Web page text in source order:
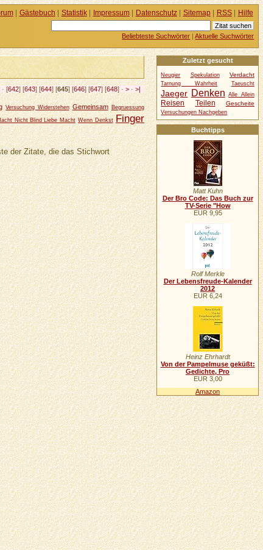
· [642] [643] [644] [645] [646] [647] [648] ·> ·>|
Versuchung Widerstehen Gemeinsam Begruessung
Nicht Blind Liebe Macht Wenn Denkst Finger
der Zitate, die das Stichwort
Zuletzt gesucht
Neugier Spekulation Verdacht
Tarnung Wahrheit Taeuscht
Jaeger Denken Alle Allein
Reisen Teilen Gescheite
Versuchungen Nachgeben
Buchtipps
Matt Kuhn
Der Bro Code: Das Buch zur
TV-Serie "How
EUR 9,95
Rolf Merkle
Der Lebensfreude-Kalender
2012
EUR 6,24
Heinz Ehrhardt
Von der Pampelmuse geküßt:
Gedichte, Pro
EUR 3,00
Amazon
| Gästebuch | Statistik| Impressum| Datenschutz| Sitemap| RSS| Hilfe
Beliebteste Suchwörter |Aktuelle Suchwörter